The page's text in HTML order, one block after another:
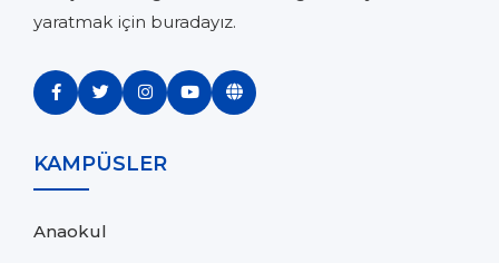
yaratmak için buradayız.
KAMPÜSLER
Anaokul